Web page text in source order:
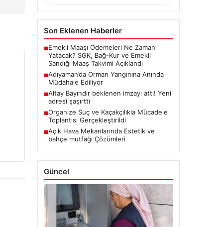
Son Eklenen Haberler
■Emekli Maaşı Ödemeleri Ne Zaman
Yatacak? SGK, Bağ-Kur ve Emekli
Sandığı Maaş Takvimi Açıklandı
■Adıyaman’da Orman Yangınına Anında
Müdahale Ediliyor
■Altay Bayındır beklenen imzayı attı! Yeni
adresi şaşırttı
■Organize Suç ve Kaçakçılıkla Mücadele
Toplantısı Gerçekleştirildi
■Açık Hava Mekanlarında Estetik ve
bahçe mutfağı Çözümleri
Güncel